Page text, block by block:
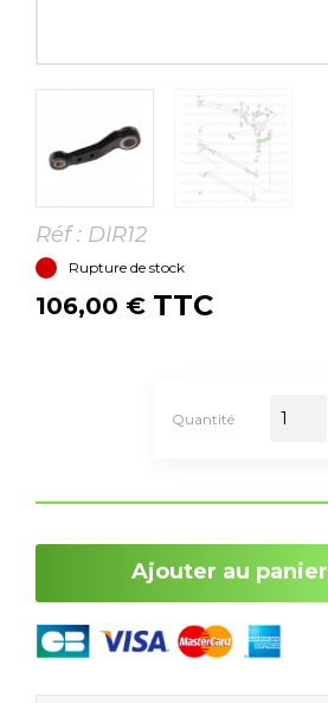
Réf : DIR12
Rupture de stock
106,00 € TTC
Quantité
Ajouter au panier